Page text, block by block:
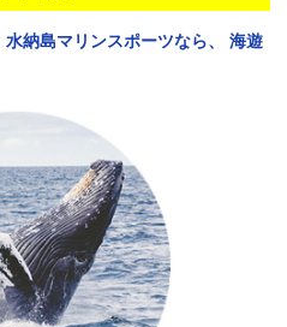
水納島マリンスポーツなら、
海遊